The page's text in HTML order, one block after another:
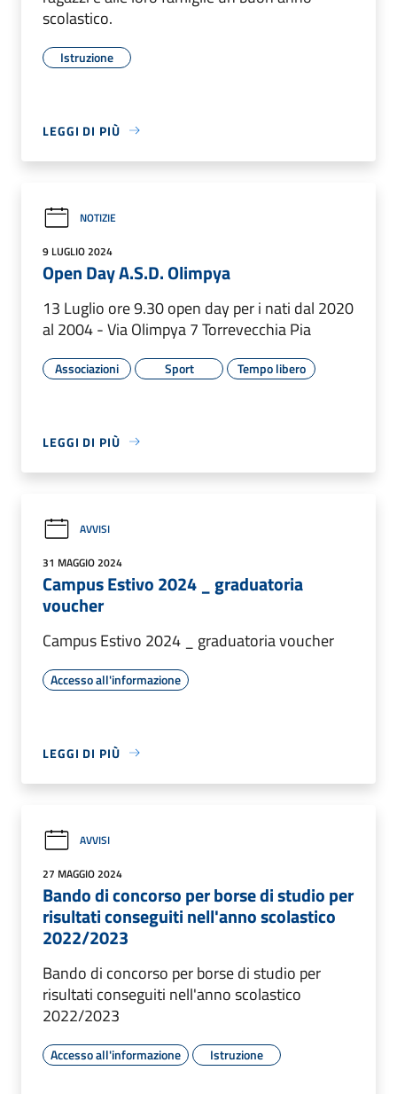
scolastico.
Istruzione
LEGGI DI PIÙ
NOTIZIE
9 LUGLIO 2024
Open Day A.S.D. Olimpya
13 Luglio ore 9.30 open day per i nati dal 2020
al 2004 - Via Olimpya 7 Torrevecchia Pia
Associazioni Sport Tempo libero
LEGGI DI PIÙ
AVVISI
31 MAGGIO 2024
Campus Estivo 2024 _ graduatoria
voucher
Campus Estivo 2024 _ graduatoria voucher
Accesso all'informazione
LEGGI DI PIÙ
AVVISI
27 MAGGIO 2024
Bando di concorso per borse di studio per
risultati conseguiti nell'anno scolastico
2022/2023
Bando di concorso per borse di studio per
risultati conseguiti nell'anno scolastico
2022/2023
Accesso all'informazione Istruzione